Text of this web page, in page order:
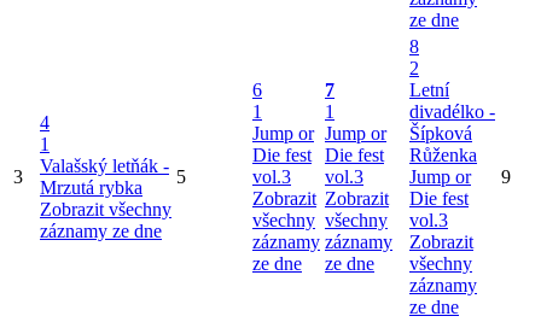
ze dne
3
4
1
Valašský letňák -
Mrzutá rybka
Zobrazit všechny
záznamy ze dne
5
6
1
Jump or
Die fest
vol.3
Zobrazit
všechny
záznamy
ze dne
7
1
Jump or
Die fest
vol.3
Zobrazit
všechny
záznamy
ze dne
8
2
Letní
divadélko -
Šípková
Růženka
Jump or
Die fest
vol.3
Zobrazit
všechny
záznamy
ze dne
9